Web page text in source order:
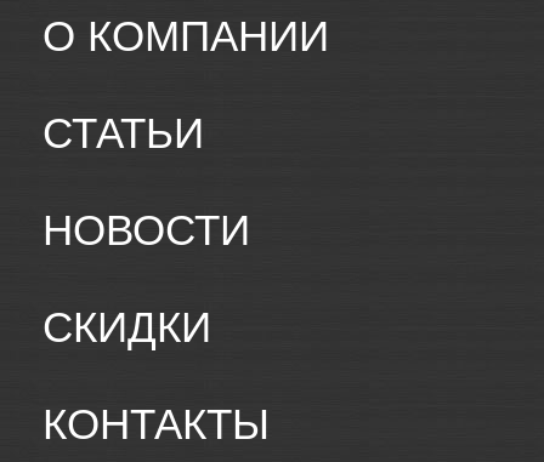
О КОМПАНИИ
СТАТЬИ
НОВОСТИ
СКИДКИ
КОНТАКТЫ